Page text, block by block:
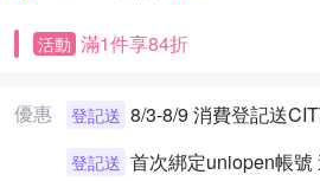
活動 滿1件享84折
優惠 登記送
登記送